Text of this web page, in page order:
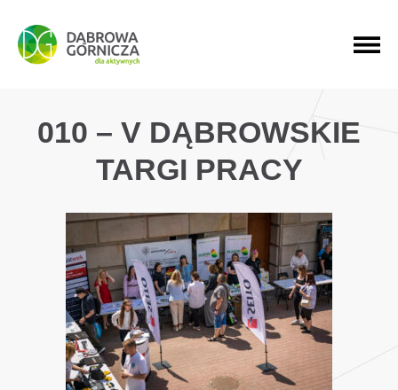
PRZEJDŹ DO MENU GŁÓWNEGO
PRZEJDŹ DO WYSZUKIWARKI
PRZEJDŹ DO TREŚCI
010 – V DĄBROWSKIE
TARGI PRACY